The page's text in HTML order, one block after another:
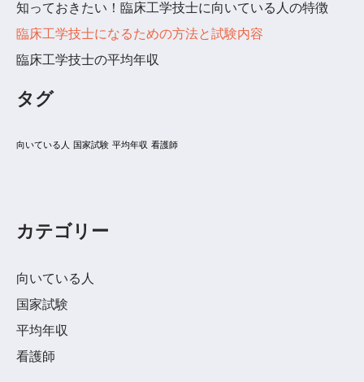
知っておきたい！臨床工学技士に向いている人の特徴
臨床工学技士になるための方法と試験内容
臨床工学技士の平均年収
タグ
向いている人 国家試験 平均年収 看護師
カテゴリー
向いている人
国家試験
平均年収
看護師